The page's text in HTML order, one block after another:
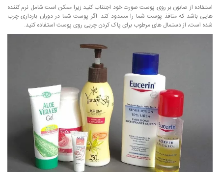
استفاده از صابون بر روی پوست صورت خود اجتناب کنید زیرا ممکن است شامل نرم کننده
هایی باشد که منافذ پوست شما را مسدود کند. اگر پوست شما در دوران بارداری چرب
شده است، از دستمال های مرطوب برای پاک کردن چربی روی پوست استفاده کنید.